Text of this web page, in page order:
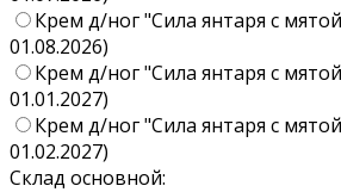
Крем д/ног "Сила янтаря с
01.08.2026)
Крем д/ног "Сила янтаря с
01.01.2027)
Крем д/ног "Сила янтаря с
01.02.2027)
Склад основной: